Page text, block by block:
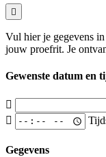
Vul hier je gegevens
jouw proefrit. Je
Gewenste datum en
Gegevens